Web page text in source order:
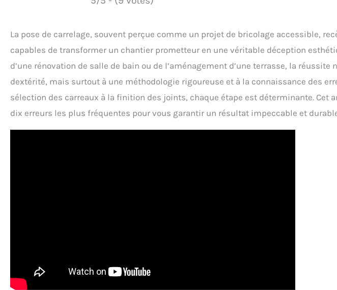
La pose de carrelage, souvent perçue comme un projet de bricolage accessible,
capables de transformer un chantier prometteur en une véritable déception
d’une rénovation de salle de bain ou de l’aménagement d’une terrasse, la
dextérité, mais surtout à une méthodologie rigoureuse et à la connaissance des
sélection des carreaux à la finition des joints, chaque étape est déterminante. Cet
dix erreurs les plus fréquentes pour vous garantir un résultat impeccable et